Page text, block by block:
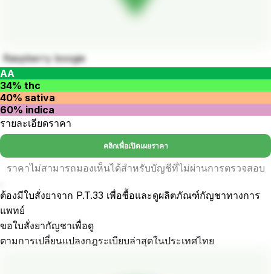
Raspberry boogie
AA
34% thc
40% sativa
60% indica
รายละเอียดราคา
คลิกเพื่อเปิดเผยราคา
ราคาไม่สามารถมองเห็นได้สำหรับบัญชีที่ไม่ผ่านการตรวจสอบ
ต้องมีใบสั่งยาจาก P.T.33 เพื่อซื้อและดูผลิตภัณฑ์กัญชาทางการ
แพทย์
ขอใบสั่งยากัญชาเพื่อดู
ตามการเปลี่ยนแปลงกฎระเบียบล่าสุดในประเทศไทย